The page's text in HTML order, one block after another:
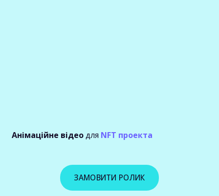
Анімаційне відеодля NFT проекта
ЗАМОВИТИ РОЛИК